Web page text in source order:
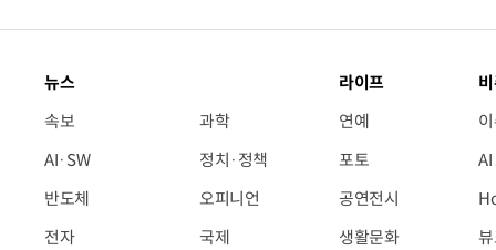
뉴스
속보
AI·SW
반도체
전자
과학
정치·정책
오피니언
국제
라이프
연예
포토
공연전시
생활문화